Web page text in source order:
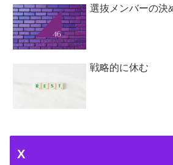
選抜メンバーの決
戦略的に休む
X